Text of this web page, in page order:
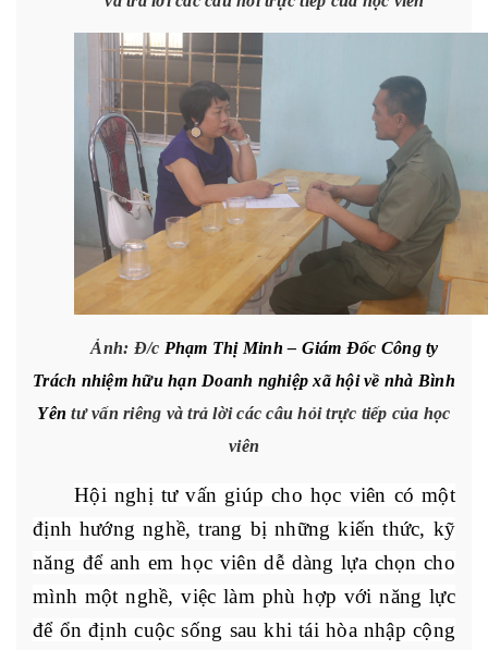
Ảnh: Đ/c Phạm Thị Minh – Giám Đốc Công ty
Trách nhiệm hữu hạn Doanh nghiệp xã hội về nhà Bình
Yêntư vấn riêng và trả lời các câu hỏi trực tiếp của học
viên
Hội nghị tư vấn giúp cho học viên có một
định hướng nghề, trang bị những kiến thức, kỹ
năng để anh em học viên dễ dàng lựa chọn cho
mình một nghề, việc làm phù hợp với năng lực
để ổn định cuộc sống sau khi tái hòa nhập cộng